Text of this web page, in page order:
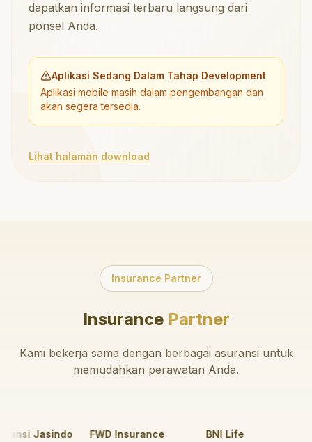
dapatkan informasi terbaru langsung dari
ponsel Anda.
Aplikasi Sedang Dalam Tahap Development
Aplikasi mobile masih dalam pengembangan dan
akan segera tersedia.
Lihat halaman download
Insurance Partner
InsurancePartner
Kami bekerja sama dengan berbagai asuransi untuk
memudahkan perawatan Anda.
Jasindo FWD Insurance BNI Life